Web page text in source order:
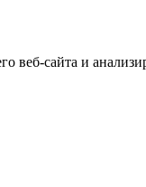
сайта и